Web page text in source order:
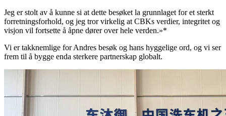
Jeg er stolt av å kunne si at dette besøket la grunnlaget for et sterkt
forretningsforhold, og jeg tror virkelig at CBKs verdier, integritet og
visjon vil fortsette å åpne dører over hele verden.»*
Vi er takknemlige for Andres besøk og hans hyggelige ord, og vi ser
frem til å bygge enda sterkere partnerskap globalt.